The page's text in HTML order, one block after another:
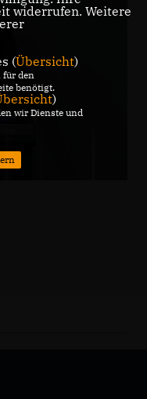
widerrufen. Weitere
(Übersicht)
für den
benötigt.
)
wir Dienste und